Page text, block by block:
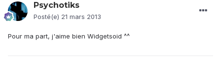
Psychotiks
Posté(e) 21 mars 2013
Pour ma part, j'aime bien Widgetsoid ^^